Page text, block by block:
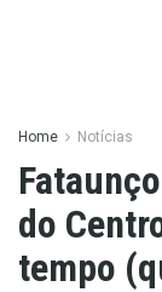
Home Notícias
do
tempo